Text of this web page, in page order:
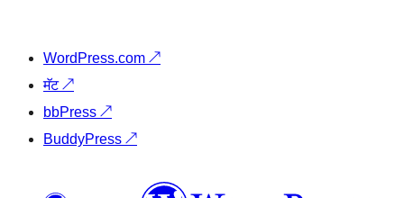
WordPress.com ↗
मॅट↗
bbPress ↗
BuddyPress ↗